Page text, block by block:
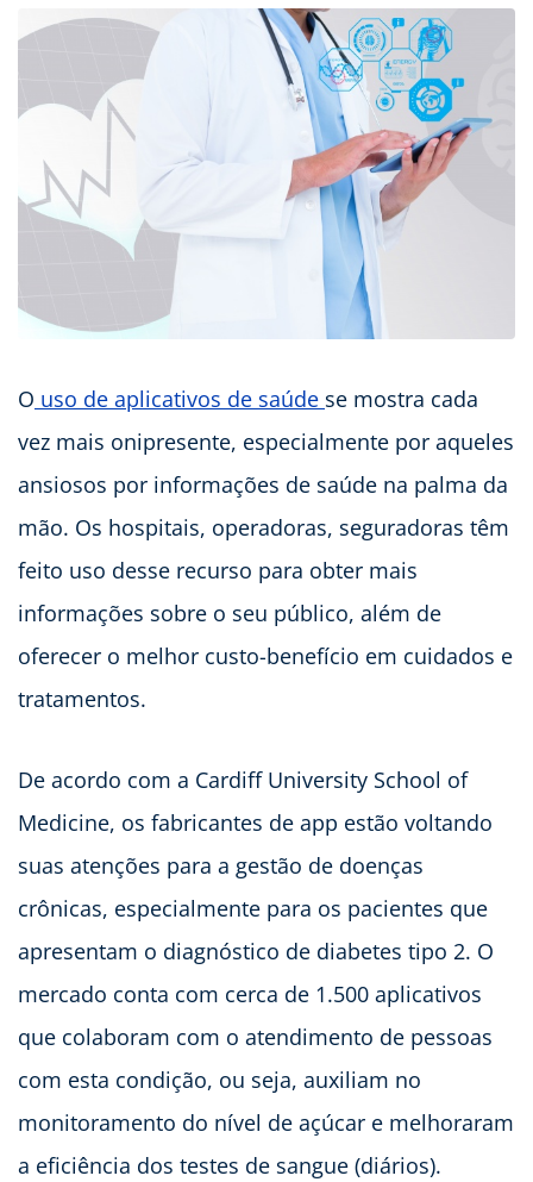
O uso de aplicativos de saúde se mostra cada
vez mais onipresente, especialmente por aqueles
ansiosos por informações de saúde na palma da
mão. Os hospitais, operadoras, seguradoras têm
feito uso desse recurso para obter mais
informações sobre o seu público, além de
oferecer o melhor custo-benefício em cuidados e
tratamentos.
De acordo com a Cardiff University School of
Medicine, os fabricantes de app estão voltando
suas atenções para a gestão de doenças
crônicas, especialmente para os pacientes que
apresentam o diagnóstico de diabetes tipo 2. O
mercado conta com cerca de 1.500 aplicativos
que colaboram com o atendimento de pessoas
com esta condição, ou seja, auxiliam no
monitoramento do nível de açúcar e melhoraram
a eficiência dos testes de sangue (diários).